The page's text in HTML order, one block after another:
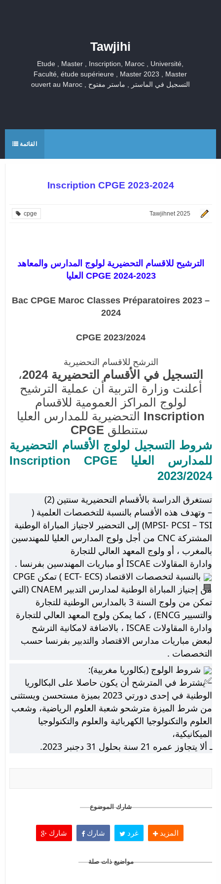
Tawjihi
Etude , Master , Inscription, Maroc , Université,
Faculté, étude supérieure , Master 2023 , Master
ouvert au Maroc , التسجيل في الماستر , ماستر مفتوح
القائمة
Inscription CPGE 2023-2024
Tawjihnet 2025
cpge
الترشيح للاقسام التحضيرية لولوج المدارس والمعاهد
العليا CPGE 2024-2023
Bac CPGE Maroc Classes Préparatoires 2023 –
2024
CPGE 2023/2024
الترشح للاقسام التحضيرية
التسجيل في الأقسام التحضيرية 2024
،
أعلنت وزارة التربية أن عملية الترشيح
لولوج المراكز العمومية للاقسام
Inscription
CPGE
شروط التسجيل لولوج الأقسام التحضيرية
للمدارس العليا Inscription CPGE
2023/2024
تستغرق الدراسة بالأقسام التحضيرية سنتين (2)
– وتهدف هذه الأقسام بالنسبة للتخصصات العلمية (
MPSI- PCSI – TSI) إلى التحضير لاجتياز المباراة الوطنية
المشتركة CNC من أجل ولوج المدارس العليا للمهندسين
بالمغرب ، أو ولوج المعهد العالي للتجارة
وادارة المقاولات ISCAE أو مباريات المهندسين بفرنسا .
بالنسبة لتخصصات الاقتصاد (ECT- ECS ) تمكن CPGE
من إجنياز المباراة الوطنية لمدارس التدبير CNAEM (التي
تمكن من ولوج السنة 3 بالمدارس الوطنية للتجارة
والتسيير ENCG) ، كما يمكن ولوج المعهد العالي للتجارة
وادارة المقاولات ISCAE ، بالاضافة لامكانية الترشح
لبعض مباريات مدارس الاقتصاد والتدبير بفرنسا حسب
التخصصات .
شروط الولوج (بكالوريا مغربية):
– يشترط في المترشح أن يكون حاصلا على البكالوريا
الوطنية في إحدى دورتي 2023 بميزة مستحسن ويستثنى
من شرط الميزة مترشحو شعبة العلوم الرياضية، وشعب
العلوم والتكنولوجيا الكهربائية والعلوم والتكنولوجيا
الميكانيكية،
ـ ألا يتجاوز عمره 21 سنة بحلول 31 دجنبر 2023.
شارك الموضوع
شارك شارك غرد المزيد
مواضيع ذات صلة